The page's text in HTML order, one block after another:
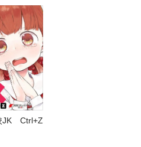
JK Ctrl+Z